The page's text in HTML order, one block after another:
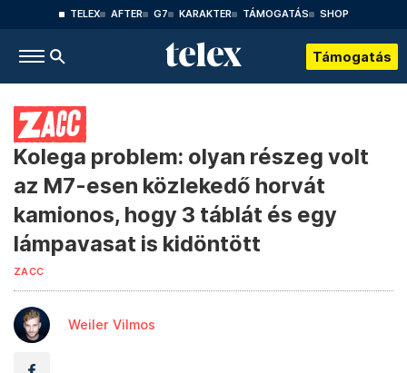
TELEX AFTER G7 KARAKTER TÁMOGATÁS SHOP
Támogatás
Kolega problem: olyan részeg volt
az M7-esen közlekedő horvát
kamionos, hogy 3 táblát és egy
lámpavasat is kidöntött
ZACC
Weiler Vilmos